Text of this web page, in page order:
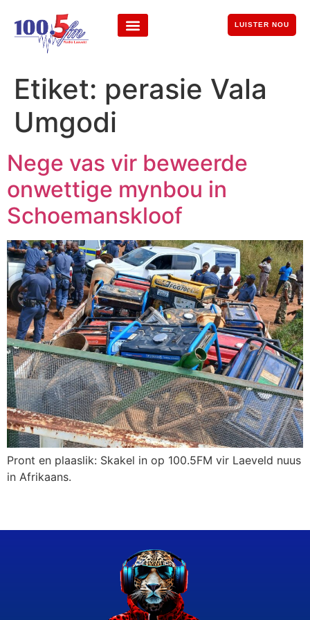
LUISTER NOU
Etiket: perasie Vala
Umgodi
Nege vas vir beweerde
onwettige mynbou in
Schoemanskloof
Pront en plaaslik: Skakel in op 100.5FM vir Laeveld nuus
in Afrikaans.